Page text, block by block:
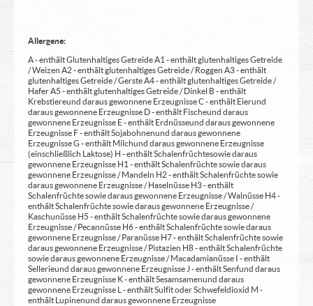
Allergene:
A - enthält Glutenhaltiges Getreide A1 - enthält glutenhaltiges Getreide
/ Weizen A2 - enthält glutenhaltiges Getreide / Roggen A3 - enthält
glutenhaltiges Getreide / Gerste A4 - enthält glutenhaltiges Getreide /
Hafer A5 - enthält glutenhaltiges Getreide / Dinkel B - enthält
Krebstiere und daraus gewonnene Erzeugnisse C - enthält Eier und
daraus gewonnene Erzeugnisse D - enthält Fische und daraus
gewonnene Erzeugnisse E - enthält Erdnüsse und daraus gewonnene
Erzeugnisse F - enthält Sojabohnen und daraus gewonnene
Erzeugnisse G - enthält Milch und daraus gewonnene Erzeugnisse
(einschließlich Laktose) H - enthält Schalenfrüchte sowie daraus
gewonnene Erzeugnisse H1 - enthält Schalenfrüchte sowie daraus
gewonnene Erzeugnisse / Mandeln H2 - enthält Schalenfrüchte sowie
daraus gewonnene Erzeugnisse / Haselnüsse H3 - enthält
Schalenfrüchte sowie daraus gewonnene Erzeugnisse / Walnüsse H4 -
enthält Schalenfrüchte sowie daraus gewonnene Erzeugnisse /
Kaschunüsse H5 - enthält Schalenfrüchte sowie daraus gewonnene
Erzeugnisse / Pecannüsse H6 - enthält Schalenfrüchte sowie daraus
gewonnene Erzeugnisse / Paranüsse H7 - enthält Schalenfrüchte sowie
daraus gewonnene Erzeugnisse / Pistazien H8 - enthält Schalenfrüchte
sowie daraus gewonnene Erzeugnisse / Macadamianüsse I - enthält
Sellerie und daraus gewonnene Erzeugnisse J - enthält Senf und daraus
gewonnene Erzeugnisse K - enthält Sesamsamen und daraus
gewonnene Erzeugnisse L - enthält Sulfit oder Schwefeldioxid M -
enthält Lupinen und daraus gewonnene Erzeugnisse